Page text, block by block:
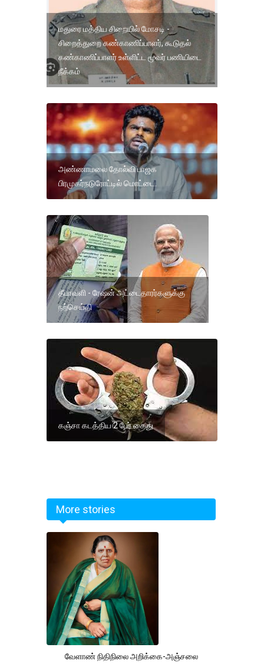
மதுரை மத்திய சிறையில் மோசடி -
சிறைத்துறை கண்காணிப்பாளர், கூடுதல்
கண்காணிப்பாளர் உள்ளிட்ட மூவர் பணியிடை
நீக்கம்
அண்ணாமலை தோல்வி பாஜக
பிரமுகர்நடுரோட்டில் மொட்டை.
தீபாவளி - ரேஷன் அட்டைதாரர்களுக்கு
நற்செய்தி
கஞ்சா கடத்திய 2 பேர் கைது
More stories
வேளாண் நிதிநிலை அறிக்கை-அஞ்சலை